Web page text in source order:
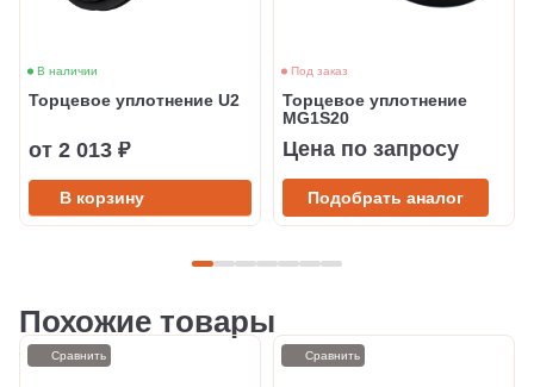
В наличии
Торцевое уплотнение U2
от 2 013 ₽
В корзину
Под заказ
Торцевое уплотнение
MG1S20
Цена по запросу
Подобрать аналог
Похожие товары
Сравнить Сравнить